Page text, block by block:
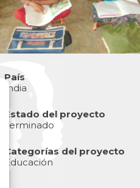
País
India
Estado del proyecto
Terminado
Categorías del proyecto
Educación